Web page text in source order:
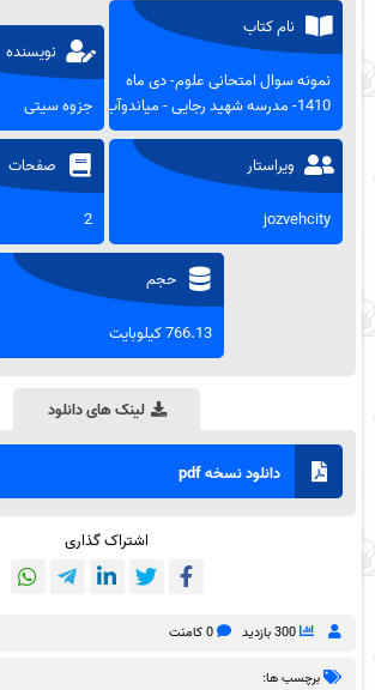
نام کتاب
نمونه سوال امتحانی علوم- دی ماه
1410- مدرسه شهید رجایی - میاندوآب
نویسنده
جزوه سیتی
ویراستار
jozvehcity
صفحات
2
حجم
766.13 کیلوبایت
لینک های دانلود
دانلود نسخه pdf
اشتراک گذاری
300 بازدید 0 کامنت
برچسب ها: